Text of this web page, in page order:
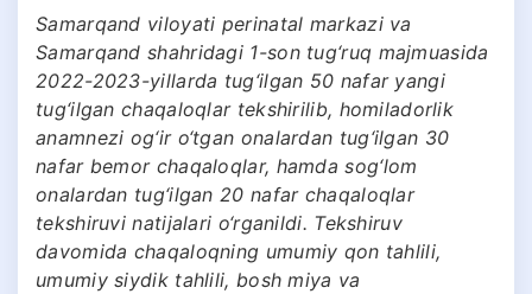
Samarqand viloyati perinatal markazi va
Samarqand shahridagi 1-son tug‘ruq majmuasida
2022-2023-yillarda tug‘ilgan 50 nafar yangi
tug‘ilgan chaqaloqlar tekshirilib, homiladorlik
anamnezi og‘ir o‘tgan onalardan tug‘ilgan 30
nafar bemor chaqaloqlar, hamda sog‘lom
onalardan tug‘ilgan 20 nafar chaqaloqlar
tekshiruvi natijalari o‘rganildi. Tekshiruv
davomida chaqaloqning umumiy qon tahlili,
umumiy siydik tahlili, bosh miya va